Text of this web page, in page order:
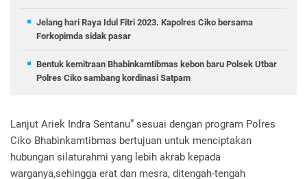
Jelang hari Raya Idul Fitri 2023. Kapolres Ciko bersama
Forkopimda sidak pasar
Bentuk kemitraan Bhabinkamtibmas kebon baru Polsek Utbar
Polres Ciko sambang kordinasi Satpam
Lanjut Ariek Indra Sentanu” sesuai dengan program Polres
Ciko Bhabinkamtibmas bertujuan untuk menciptakan
hubungan silaturahmi yang lebih akrab kepada
warganya,sehingga erat dan mesra, ditengah-tengah